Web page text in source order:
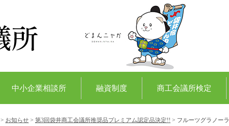
中小企業相談所 融資制度 商工会議所検定
> お知らせ > 第3回袋井商工会議所推奨品プレミアム認定品決定!! > フルーツグラノーラ